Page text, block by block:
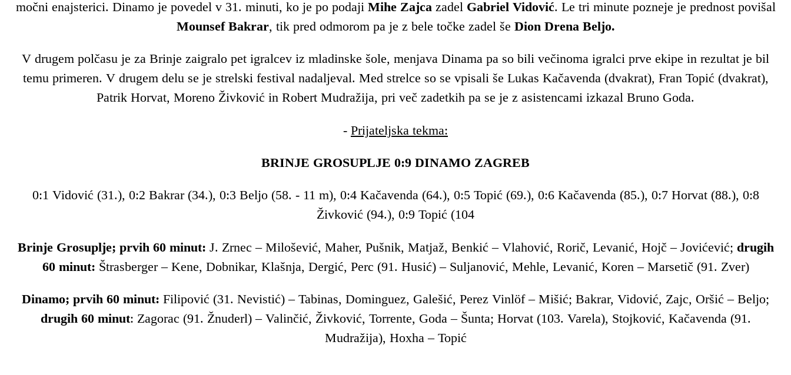
močni enajsterici. Dinamo je povedel v 31. minuti, ko je po podaji Mihe Zajca zadel Gabriel Vidović. Le tri minute pozneje je prednost povišal
Mounsef Bakrar, tik pred odmorom pa je z bele točke zadel še Dion Drena Beljo.
V drugem polčasu je za Brinje zaigralo pet igralcev iz mladinske šole, menjava Dinama pa so bili večinoma igralci prve ekipe in rezultat je bil
temu primeren. V drugem delu se je strelski festival nadaljeval. Med strelce so se vpisali še Lukas Kačavenda (dvakrat), Fran Topić (dvakrat),
Patrik Horvat, Moreno Živković in Robert Mudražija, pri več zadetkih pa se je z asistencami izkazal Bruno Goda.
- Prijateljska tekma:
BRINJE GROSUPLJE 0:9 DINAMO ZAGREB
0:1 Vidović (31.), 0:2 Bakrar (34.), 0:3 Beljo (58. - 11 m), 0:4 Kačavenda (64.), 0:5 Topić (69.), 0:6 Kačavenda (85.), 0:7 Horvat (88.), 0:8
Živković (94.), 0:9 Topić (104
Brinje Grosuplje; prvih 60 minut: J. Zrnec – Milošević, Maher, Pušnik, Matjaž, Benkić – Vlahović, Rorič, Levanić, Hojč – Jovićević; drugih
60 minut: Štrasberger – Kene, Dobnikar, Klašnja, Dergić, Perc (91. Husić) – Suljanović, Mehle, Levanić, Koren – Marsetič (91. Zver)
Dinamo; prvih 60 minut: Filipović (31. Nevistić) – Tabinas, Dominguez, Galešić, Perez Vinlöf – Mišić; Bakrar, Vidović, Zajc, Oršić – Beljo;
drugih 60 minut: Zagorac (91. Žnuderl) – Valinčić, Živković, Torrente, Goda – Šunta; Horvat (103. Varela), Stojković, Kačavenda (91.
Mudražija), Hoxha – Topić